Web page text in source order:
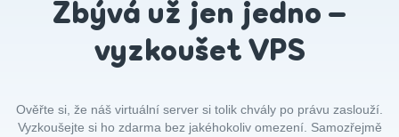
Zbývá už jen jedno –
vyzkoušet VPS
Ověřte si, že náš virtuální server si tolik chvály po právu zaslouží.
Vyzkoušejte si ho zdarma bez jakéhokoliv omezení. Samozřejmě